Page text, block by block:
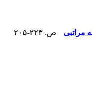
ص. ۲۲۳-۲۰۵